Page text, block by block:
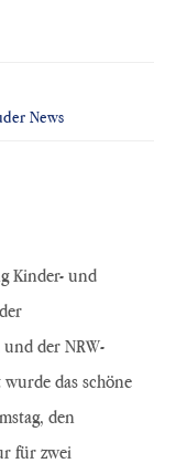
News
Kinder- und
der NRW-
wurde das schöne
den
für zwei